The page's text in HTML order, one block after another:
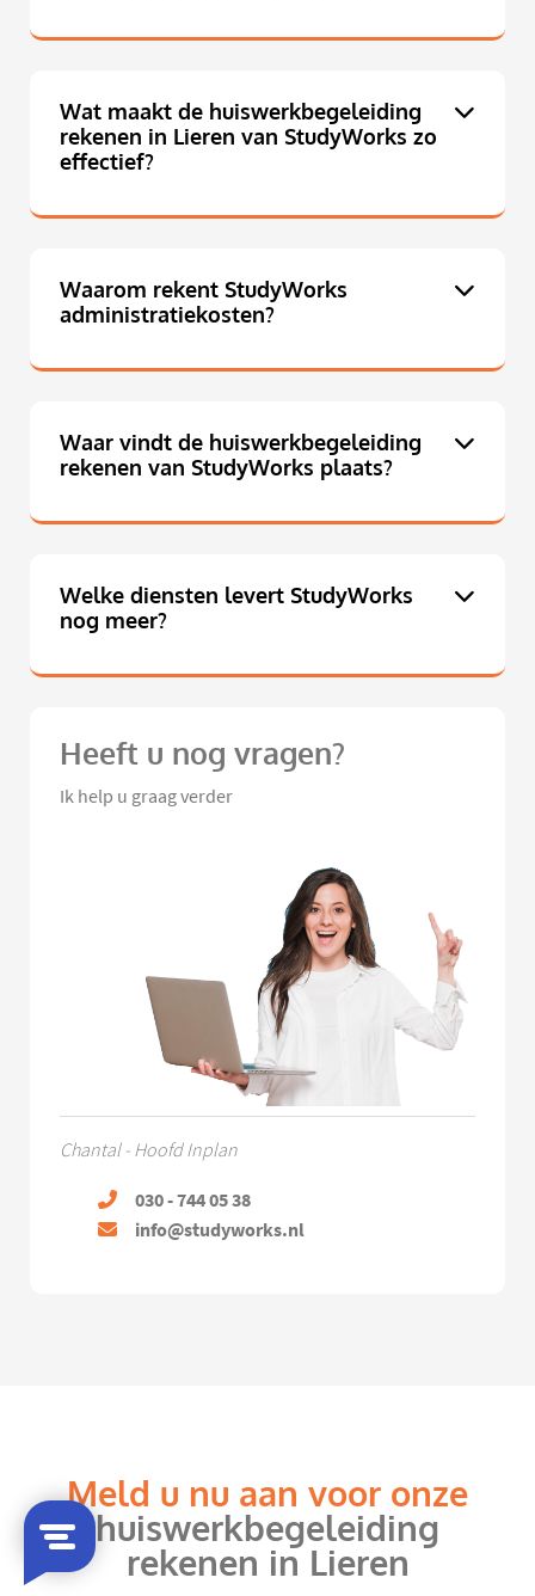
Wat maakt de huiswerkbegeleiding
rekenen in Lieren van StudyWorks zo
effectief?
Waarom rekent StudyWorks
administratiekosten?
Waar vindt de huiswerkbegeleiding
rekenen van StudyWorks plaats?
Welke diensten levert StudyWorks
nog meer?
Heeft u nog vragen?
Ik help u graag verder
Chantal - Hoofd Inplan
030 - 744 05 38
info@studyworks.nl
Meld u nu aan voor onze
huiswerkbegeleiding
rekenen in Lieren